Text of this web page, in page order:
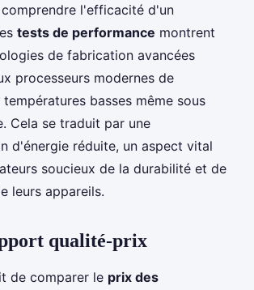
l'efficacité d'un
tests de performance montrent
de fabrication avancées
processeurs modernes de
basses même sous
Cela se traduit par une
d'énergie réduite, un aspect vital
soucieux de la durabilité et de
leurs appareils.
qualité-prix
de comparer le prix des